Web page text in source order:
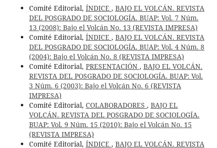
Comité Editorial, ÍNDICE , BAJO EL VOLCÁN. REVISTA
DEL POSGRADO DE SOCIOLOGÍA. BUAP: Vol. 7 Núm.
13 (2008): Bajo el Volcán No. 13 (REVISTA IMPRESA)
Comité Editorial, ÍNDICE , BAJO EL VOLCÁN. REVISTA
DEL POSGRADO DE SOCIOLOGÍA. BUAP: Vol. 4 Núm. 8
(2004): Bajo el Volcán No. 8 (REVISTA IMPRESA)
Comité Editorial, PRESENTACIÓN , BAJO EL VOLCÁN.
REVISTA DEL POSGRADO DE SOCIOLOGÍA. BUAP: Vol.
3 Núm. 6 (2003): Bajo el Volcán No. 6 (REVISTA
IMPRESA)
Comité Editorial, COLABORADORES , BAJO EL
VOLCÁN. REVISTA DEL POSGRADO DE SOCIOLOGÍA.
BUAP: Vol. 9 Núm. 15 (2010): Bajo el Volcán No. 15
(REVISTA IMPRESA)
Comité Editorial, ÍNDICE , BAJO EL VOLCÁN. REVISTA